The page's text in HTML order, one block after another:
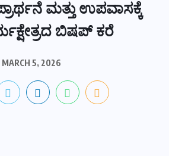
ಮತ್ತು ಉಪವಾಸಕ್ಕೆ
ಬಿಷಪ್ ಕರೆ
MARCH 5, 2026